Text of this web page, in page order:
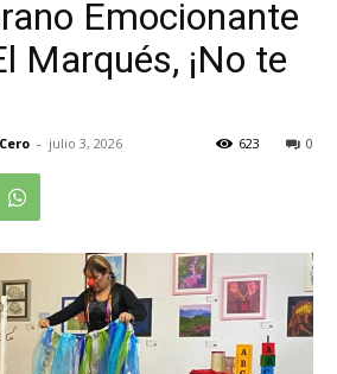
Emocionante
Marqués, ¡No te
- julio 3, 2026 0
623